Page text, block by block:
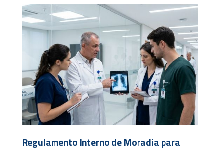
Regulamento Interno de Moradia para